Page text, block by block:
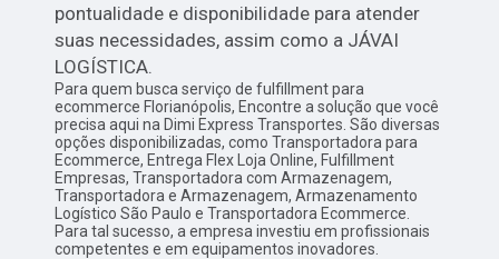
pontualidade e disponibilidade para atender
suas necessidades, assim como a JÁVAI
LOGÍSTICA.
Para quem busca serviço de fulfillment para
ecommerce Florianópolis, Encontre a solução que você
precisa aqui na Dimi Express Transportes. São diversas
opções disponibilizadas, como Transportadora para
Ecommerce, Entrega Flex Loja Online, Fulfillment
Empresas, Transportadora com Armazenagem,
Transportadora e Armazenagem, Armazenamento
Logístico São Paulo e Transportadora Ecommerce.
Para tal sucesso, a empresa investiu em profissionais
competentes e em equipamentos inovadores.